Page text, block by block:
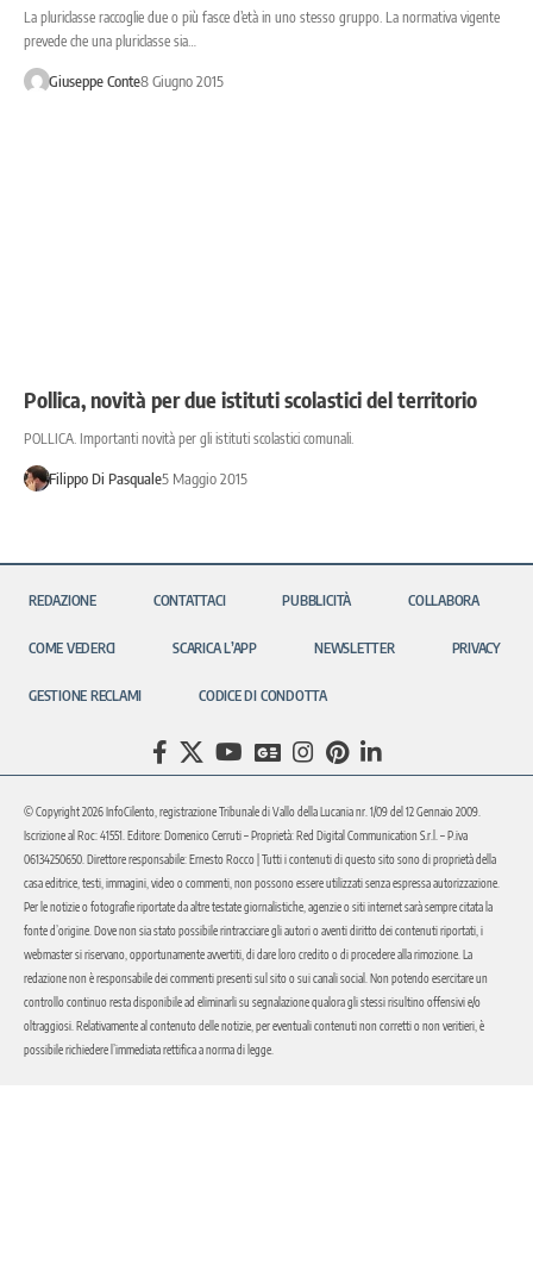
La pluriclasse raccoglie due o più fasce d’età in uno stesso gruppo. La normativa vigente
prevede che una pluriclasse sia…
Giuseppe Conte8 Giugno 2015
Pollica, novità per due istituti scolastici del territorio
POLLICA. Importanti novità per gli istituti scolastici comunali.
Filippo Di Pasquale5 Maggio 2015
REDAZIONE CONTATTACI PUBBLICITÀ COLLABORA
COME VEDERCI SCARICA L’APP NEWSLETTER PRIVACY
GESTIONE RECLAMI CODICE DI CONDOTTA
© Copyright 2026 InfoCilento, registrazione Tribunale di Vallo della Lucania nr. 1/09 del 12 Gennaio 2009.
Iscrizione al Roc: 41551. Editore: Domenico Cerruti – Proprietà: Red Digital Communication S.r.l. – P.iva
06134250650. Direttore responsabile: Ernesto Rocco | Tutti i contenuti di questo sito sono di proprietà della
casa editrice, testi, immagini, video o commenti, non possono essere utilizzati senza espressa autorizzazione.
Per le notizie o fotografie riportate da altre testate giornalistiche, agenzie o siti internet sarà sempre citata la
fonte d’origine. Dove non sia stato possibile rintracciare gli autori o aventi diritto dei contenuti riportati, i
webmaster si riservano, opportunamente avvertiti, di dare loro credito o di procedere alla rimozione. La
redazione non è responsabile dei commenti presenti sul sito o sui canali social. Non potendo esercitare un
controllo continuo resta disponibile ad eliminarli su segnalazione qualora gli stessi risultino offensivi e/o
oltraggiosi. Relativamente al contenuto delle notizie, per eventuali contenuti non corretti o non veritieri, è
possibile richiedere l’immediata rettifica a norma di legge.